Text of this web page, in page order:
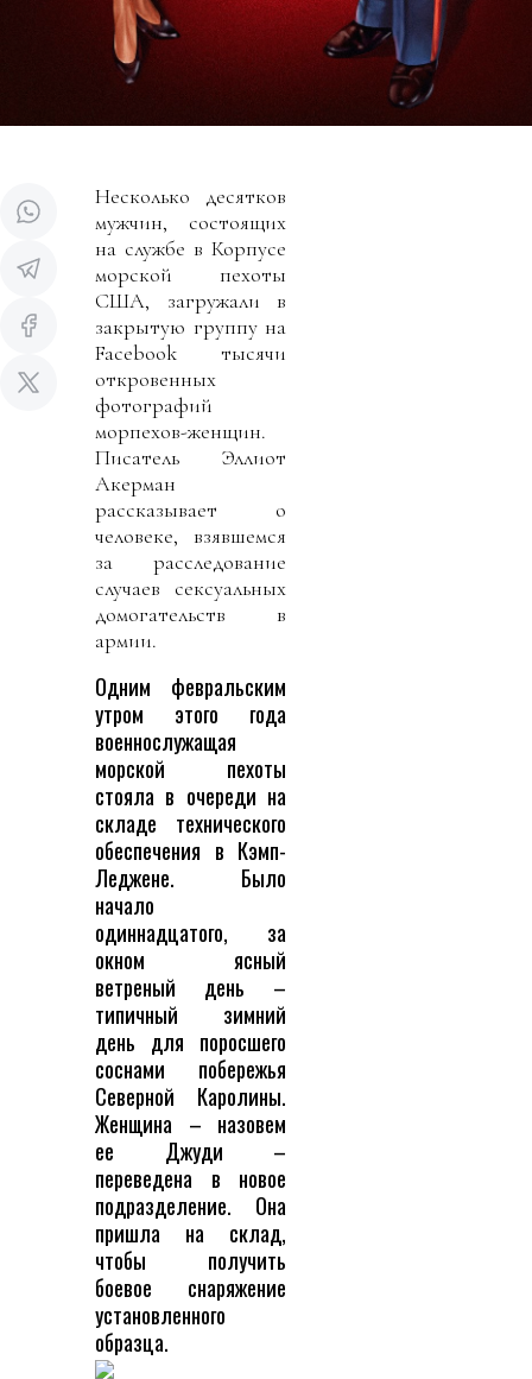
Несколько десятков
мужчин, состоящих
на службе в Корпусе
морской пехоты
США, загружали в
закрытую группу на
Facebook тысячи
откровенных
фотографий
морпехов-женщин.
Писатель Эллиот
Акерман
рассказывает о
человеке, взявшемся
за расследование
случаев сексуальных
домогательств в
армии.
Одним февральским
утром этого года
военнослужащая
морской пехоты
стояла в очереди на
складе технического
обеспечения в Кэмп-
Леджене. Было
начало
одиннадцатого, за
окном ясный
ветреный день –
типичный зимний
день для поросшего
соснами побережья
Северной Каролины.
Женщина – назовем
ее Джуди –
переведена в новое
подразделение. Она
пришла на склад,
чтобы получить
боевое снаряжение
установленного
образца.